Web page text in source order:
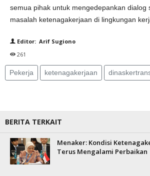
semua pihak untuk mengedepankan dialog
masalah ketenagakerjaan di lingkungan
Editor: Arif Sugiono
261
Pekerja ketenagakerjaan
BERITA TERKAIT
Menaker: Kondisi
Terus Mengalami Perbaikan